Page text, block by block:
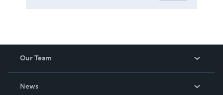
Our Team
News